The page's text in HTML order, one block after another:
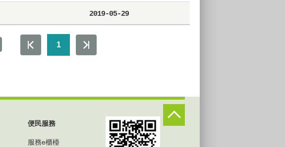
2019-05-29
1
便民服務
服務e櫃檯